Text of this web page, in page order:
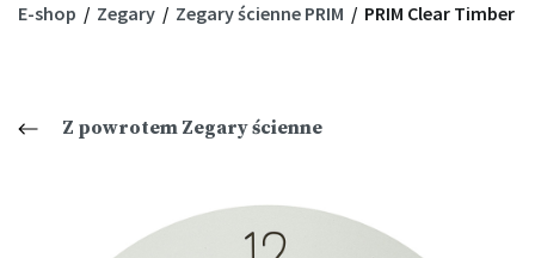
E-shop Zegary Zegary ścienne PRIM PRIM Clear Timber
Z powrotem Zegary ścienne